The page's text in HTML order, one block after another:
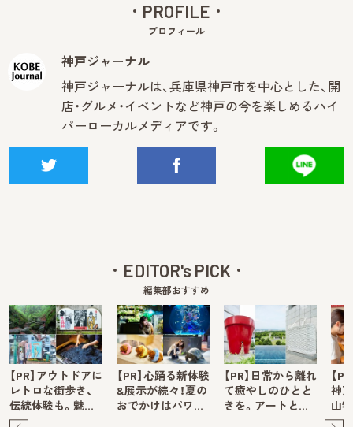
PROFILE
プロフィール
神戸ジャーナル
神戸ジャーナルは、兵庫県神戸市を中心とした、開
店・グルメ・イベントなど神戸の今を楽しめるハイ
パーローカルメディアです。
EDITOR's PICK
編集部おすすめ
【PR】アウトドアに
レトロな街歩き、
伝統体験も。魅…
【PR】心踊る新体験
&展示が続々！夏の
おでかけはパワ…
【PR】日常から離れ
て癒やしのひとと
きを。アートと…
【
神
山